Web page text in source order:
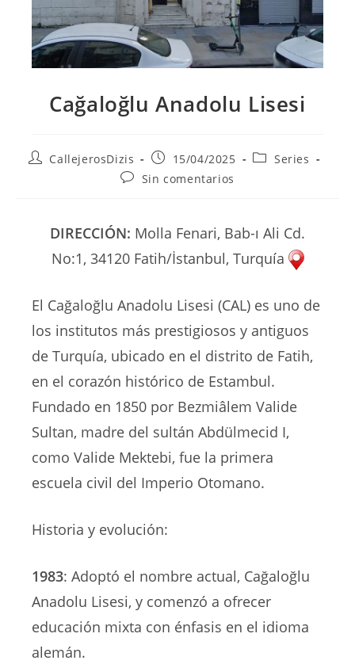
Cağaloğlu Anadolu Lisesi
AutorCallejerosDizis
Publicación
la
15/04/2025
Categoría
Series
Comentarios
Sin comentarios
DIRECCIÓN: Molla Fenari, Bab-ı Ali Cd.
No:1, 34120 Fatih/İstanbul, Turquía
El Cağaloğlu Anadolu Lisesi (CAL) es uno de
los institutos más prestigiosos y antiguos
de Turquía, ubicado en el distrito de Fatih,
en el corazón histórico de Estambul.
Fundado en 1850 por Bezmiâlem Valide
Sultan, madre del sultán Abdülmecid I,
como Valide Mektebi, fue la primera
escuela civil del Imperio Otomano.
Historia y evolución:
1983: Adoptó el nombre actual, Cağaloğlu
Anadolu Lisesi, y comenzó a ofrecer
educación mixta con énfasis en el idioma
alemán.